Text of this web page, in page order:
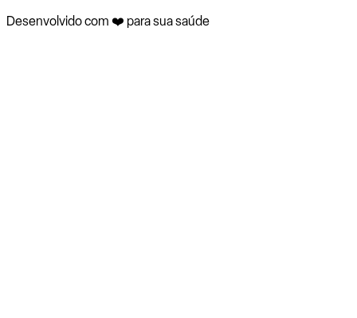
Desenvolvido com ❤️ para sua saúde